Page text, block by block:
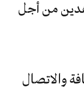
والاتصال